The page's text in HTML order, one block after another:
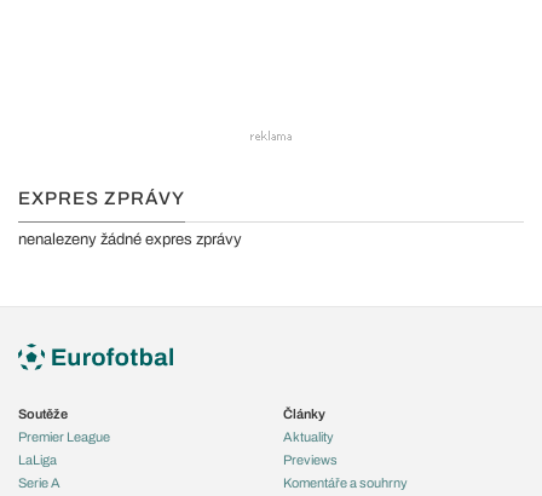
EXPRES ZPRÁVY
nenalezeny žádné expres zprávy
Soutěže
Premier League
LaLiga
Serie A
Články
Aktuality
Previews
Komentáře a souhrny